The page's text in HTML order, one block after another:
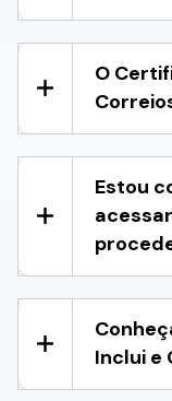
O
Estou
Inclui e